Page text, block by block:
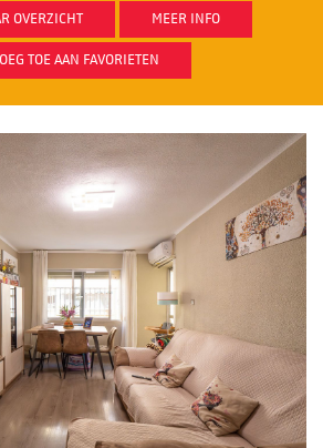
OVERZICHT MEER INFO
TOE AAN FAVORIETEN